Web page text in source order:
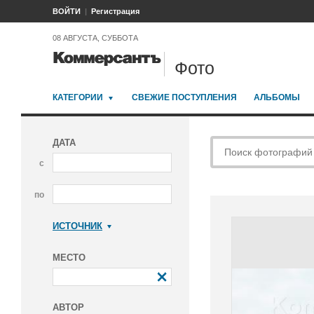
ВОЙТИ Регистрация
08 АВГУСТА, СУББОТА
Фото
КАТЕГОРИИ СВЕЖИЕ ПОСТУПЛЕНИЯ АЛЬБОМЫ
ДАТА
с
по
ИСТОЧНИК
МЕСТО
АВТОР